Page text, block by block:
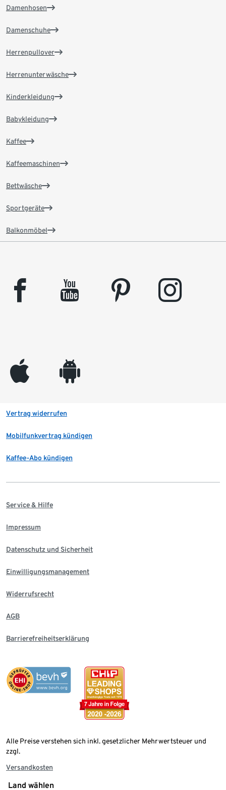
Damenhosen
Damenschuhe
Herrenpullover
Herrenunterwäsche
Kinderkleidung
Babykleidung
Kaffee
Kaffeemaschinen
Bettwäsche
Sportgeräte
Balkonmöbel
facebook youtube pinterest instagram
appleinc android
Vertrag widerrufen
Mobilfunkvertrag kündigen
Kaffee-Abo kündigen
Service & Hilfe
Impressum
Datenschutz und Sicherheit
Einwilligungsmanagement
Widerrufsrecht
AGB
Barrierefreiheitserklärung
Alle Preise verstehen sich inkl. gesetzlicher Mehrwertsteuer und
zzgl.
Versandkosten
Land wählen